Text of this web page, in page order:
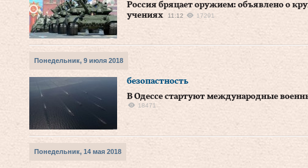
Россия бряцает оружием: объявлено о
учениях
11:12 17291
Понедельник, 9 июля 2018
безопастность
В Одессе стартуют международные
18471
Понедельник, 14 мая 2018